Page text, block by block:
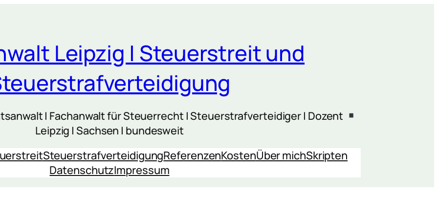
Leipzig | Steuerstreit und
| Fachanwalt für Steuerrecht | Steuerstrafverteidiger | Dozent
Leipzig | Sachsen | bundesweit
SteuerstrafverteidigungReferenzenKostenÜber michSkripten
DatenschutzImpressum